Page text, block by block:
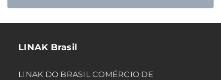
LINAK Brasil
LINAK DO BRASIL COMÉRCIO DE